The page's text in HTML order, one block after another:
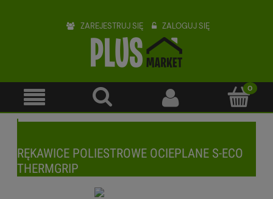
ZAREJESTRUJ SIĘ ZALOGUJ SIĘ
RĘKAWICE POLIESTROWE OCIEPLANE S-ECO
THERMGRIP